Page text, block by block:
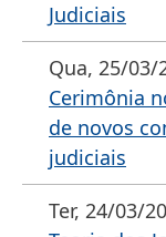
Judiciais
Qua, 25/03/
Cerimônia
de novos
judiciais
Ter, 24/03/